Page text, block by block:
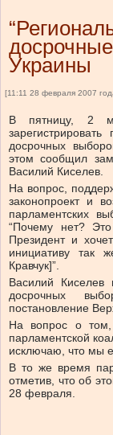
Украины
[11:11 28 февраля 2007
В пятницу, 2
досрочных
этом сообщил
Василий Киселев.
На вопрос,
законопроект и
парламентских
“Почему нет?
Президент и
инициативу так
Кравчук]”.
Василий Киселев
досрочных
постановление
На вопрос о том,
парламентской
исключаю, что мы
В то же время
отметив, что об
28 февраля.